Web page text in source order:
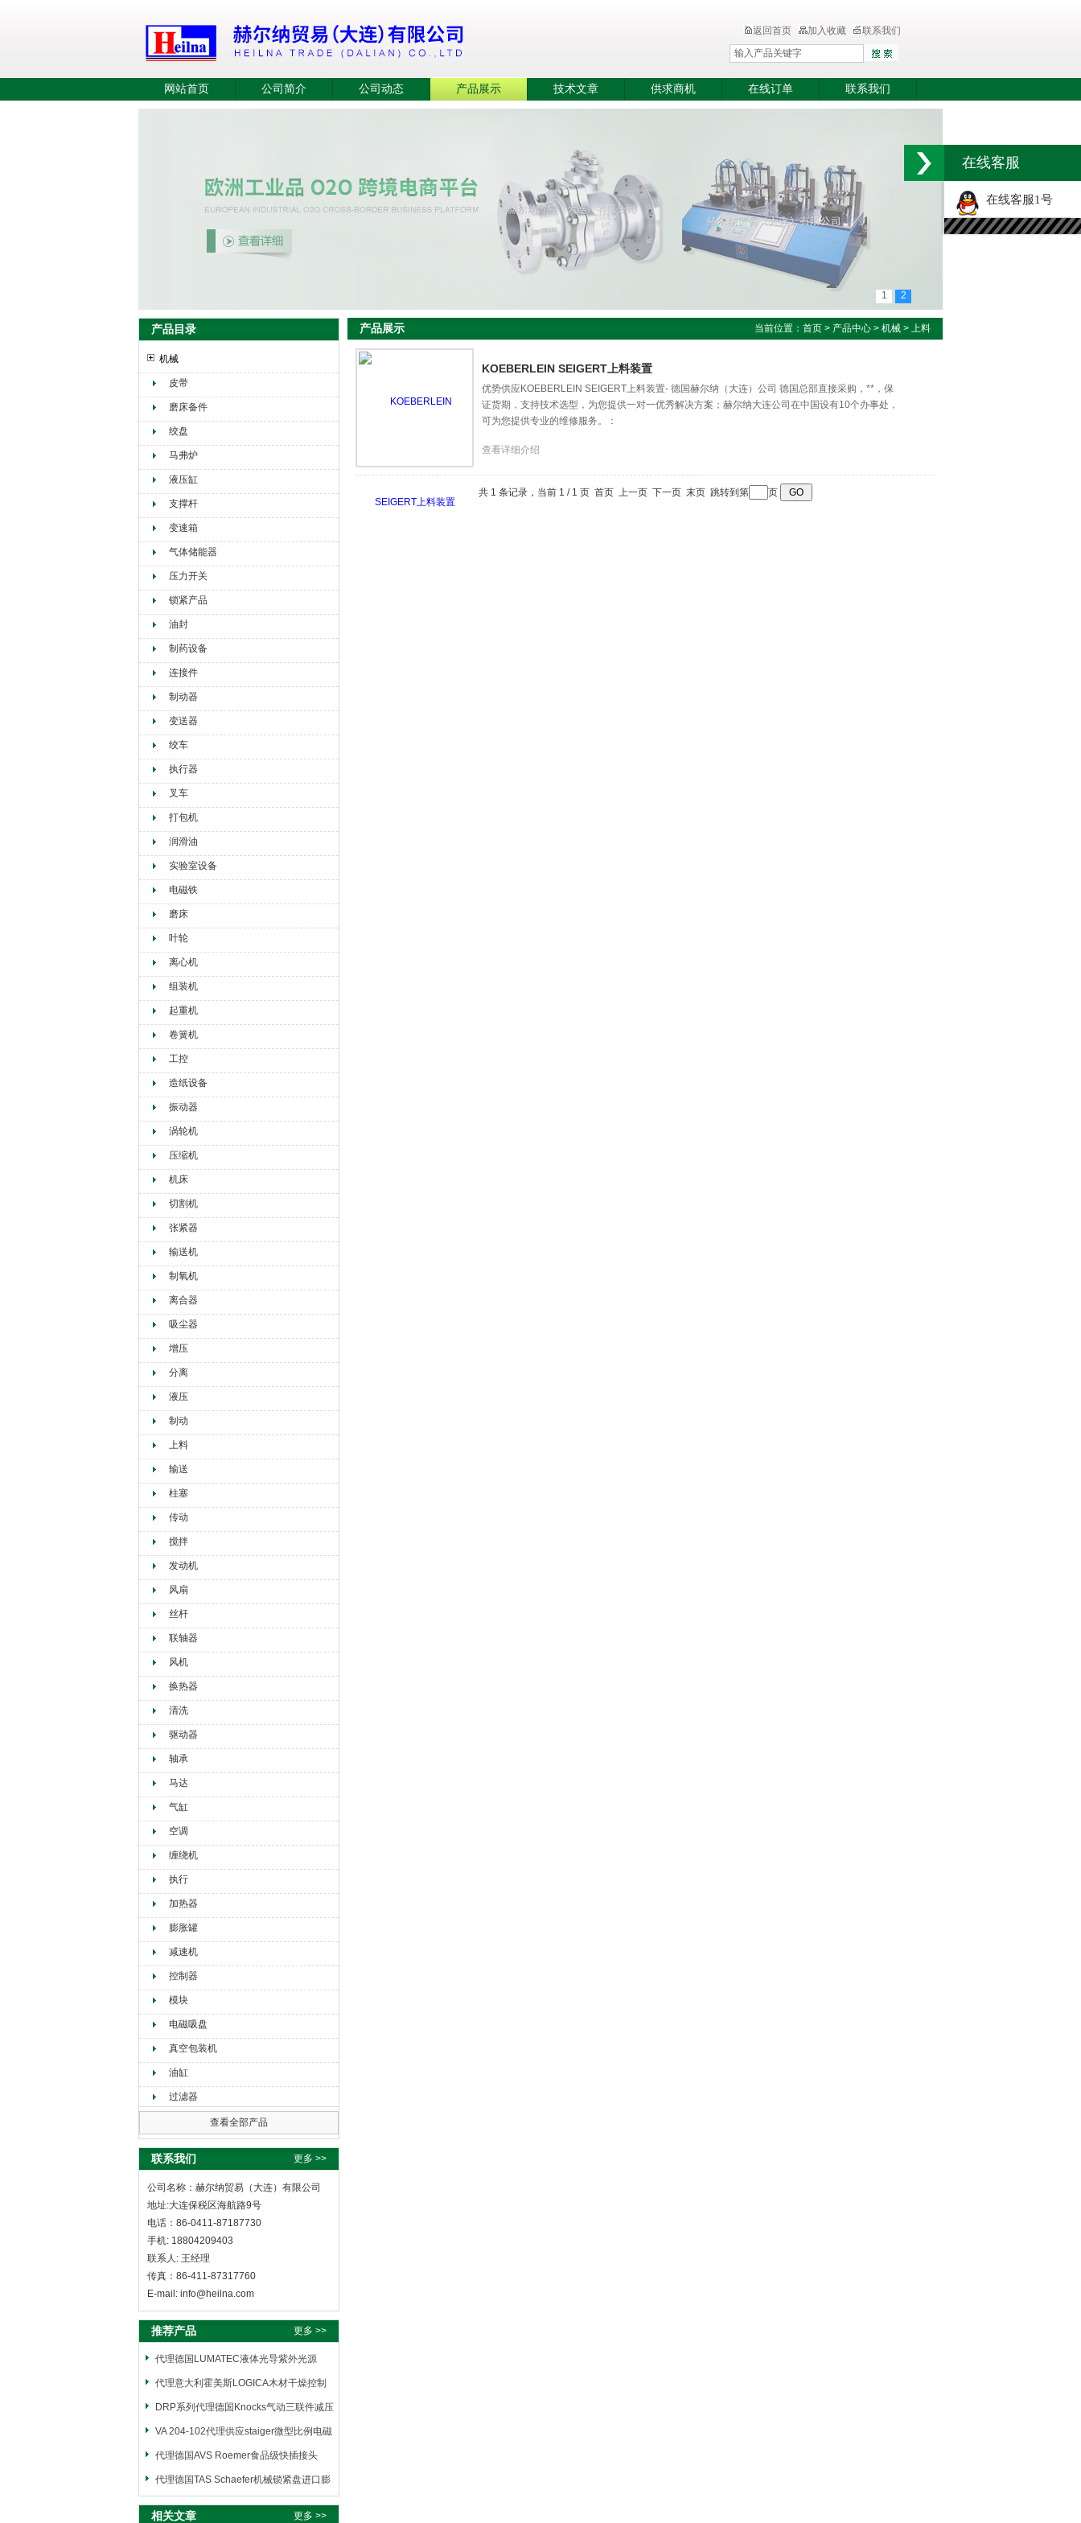
赫尔纳贸易（大连）有限公司
返回首页 加入收藏 联系我们
网站首页 公司简介 公司动态 产品展示 技术文章 供求商机 在线订单 联系我们
1 2
产品目录
机械
皮带
磨床备件
绞盘
马弗炉
液压缸
支撑杆
变速箱
气体储能器
压力开关
锁紧产品
油封
制药设备
连接件
制动器
变送器
绞车
执行器
叉车
打包机
润滑油
实验室设备
电磁铁
磨床
叶轮
离心机
组装机
起重机
卷簧机
工控
造纸设备
振动器
涡轮机
压缩机
机床
切割机
张紧器
输送机
制氧机
离合器
吸尘器
增压
分离
液压
制动
上料
输送
柱塞
传动
搅拌
发动机
风扇
丝杆
联轴器
风机
换热器
清洗
驱动器
轴承
马达
气缸
空调
缠绕机
执行
加热器
膨胀罐
减速机
控制器
模块
电磁吸盘
真空包装机
油缸
过滤器
查看全部产品
联系我们 更多 >>
公司名称：赫尔纳贸易（大连）有限公司
地址:大连保税区海航路9号
电话：86-0411-87187730
手机: 18804209403
联系人: 王经理
传真：86-411-87317760
E-mail: info@heilna.com
推荐产品 更多 >>
代理德国LUMATEC液体光导紫外光源
代理意大利霍美斯LOGICA木材干燥控制
仪
DRP系列代理德国Knocks气动三联件减压
阀
VA 204-102代理供应staiger微型比例电磁
阀
代理德国AVS Roemer食品级快插接头
代理德国TAS Schaefer机械锁紧盘进口膨
胀套
相关文章 更多 >>
产品展示 当前位置： 首页 > 产品中心 > 机械 > 上料
KOEBERLEIN SEIGERT上料装置
优势供应KOEBERLEIN SEIGERT上料装置- 德国赫尔纳（大连）公司 德国总部直接采购，**，保
证货期，支持技术选型，为您提供一对一优秀解决方案；赫尔纳大连公司在中国设有10个办事处，
可为您提供专业的维修服务。：
查看详细介绍
共 1 条记录，当前 1 / 1 页 首页 上一页 下一页 末页 跳转到第 页
在线客服
在线客服1号